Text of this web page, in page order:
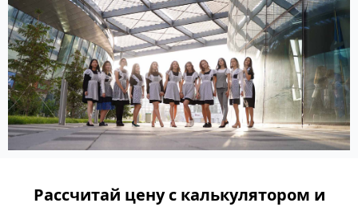
Рассчитай цену с калькулятором и